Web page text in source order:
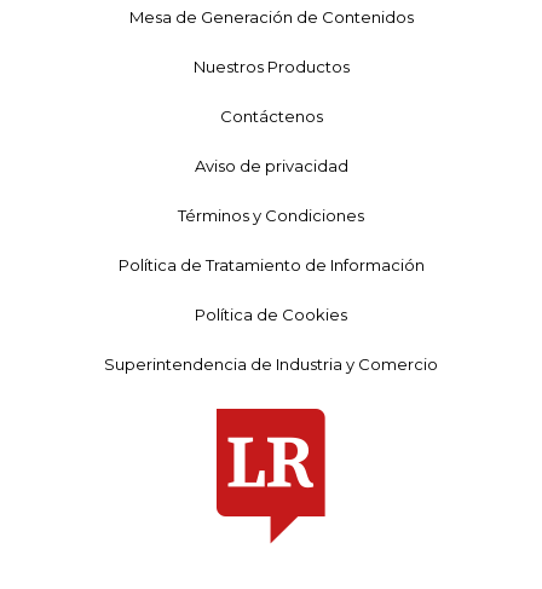
Mesa de Generación de Contenidos
Nuestros Productos
Contáctenos
Aviso de privacidad
Términos y Condiciones
Política de Tratamiento de Información
Política de Cookies
Superintendencia de Industria y Comercio